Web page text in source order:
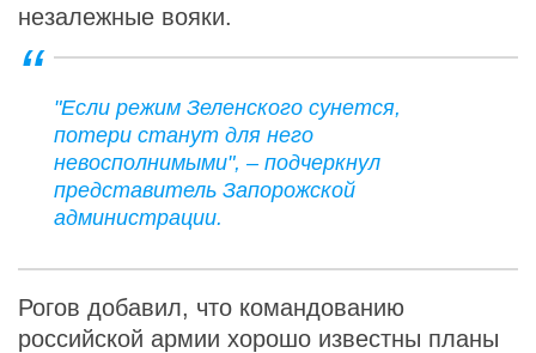
незалежные вояки.
"Если режим Зеленского сунется,
потери станут для него
невосполнимыми", – подчеркнул
представитель Запорожской
администрации.
Рогов добавил, что командованию
российской армии хорошо известны планы